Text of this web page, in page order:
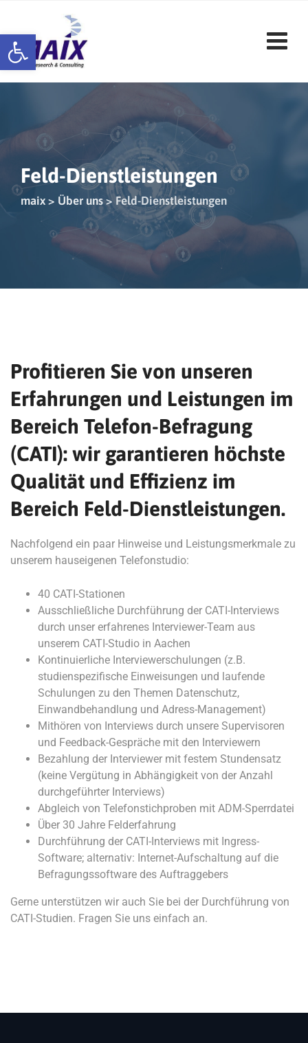
Werkzeugleiste öffnen
content
Feld-Dienstleistungen
maix > Über uns > Feld-Dienstleistungen
Profitieren Sie von unseren
Erfahrungen und Leistungen im
Bereich Telefon-Befragung
(CATI): wir garantieren höchste
Qualität und Effizienz im
Bereich Feld-Dienstleistungen.
Nachfolgend ein paar Hinweise und Leistungsmerkmale zu
unserem hauseigenen Telefonstudio:
40 CATI-Stationen
Ausschließliche Durchführung der CATI-Interviews
durch unser erfahrenes Interviewer-Team aus
unserem CATI-Studio in Aachen
Kontinuierliche Interviewerschulungen (z.B.
studienspezifische Einweisungen und laufende
Schulungen zu den Themen Datenschutz,
Einwandbehandlung und Adress-Management)
Mithören von Interviews durch unsere Supervisoren
und Feedback-Gespräche mit den Interviewern
Bezahlung der Interviewer mit festem Stundensatz
(keine Vergütung in Abhängigkeit von der Anzahl
durchgeführter Interviews)
Abgleich von Telefonstichproben mit ADM-Sperrdatei
Über 30 Jahre Felderfahrung
Durchführung der CATI-Interviews mit Ingress-
Software; alternativ: Internet-Aufschaltung auf die
Befragungssoftware des Auftraggebers
Gerne unterstützen wir auch Sie bei der Durchführung von
CATI-Studien. Fragen Sie uns einfach an.